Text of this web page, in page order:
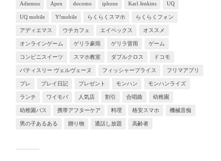
Adiemus Apex docomo iphone Karl Jenkins UQ
UQ mobile Y!mobile らくらくスマホ らくらくフォン
アディエマス ウチカフェ エイペックス オススメ
オンラインゲーム ゲリラ豪雨 ゲリラ雷雨 ゲーム
コンビニスイーツ スマホ教室 ダブルクロス ドコモ
パティスリー ヴェルヴェーヌ フィッシャープライス フリマアプリ
プレ プレイ日記 プレゼント モンハン モンハンライズ
ランチ ワイモバ 人気店 割引 合唱曲 幼稚園
幼稚園バス 携帯アフターケア 料理 格安スマホ 機械音痴
男の子あるある 贈り物 通話し放題 高齢者